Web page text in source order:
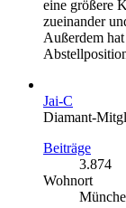
eine größere
zueinander
Außerdem
Jai-C
Diamant-
Beiträge
3.874
Wohnort